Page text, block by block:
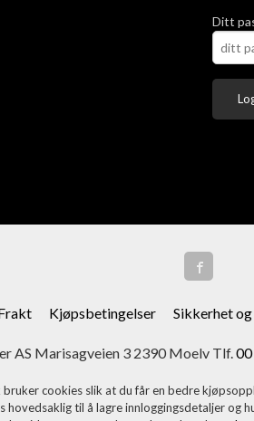
Ditt
Kjøpsbetingelser Sikkerhet
AS Marisagveien 3 2390 Moelv Tlf.
cookies slik at du får en bedre
hovedsaklig til å lagre innloggingsdetaljer og